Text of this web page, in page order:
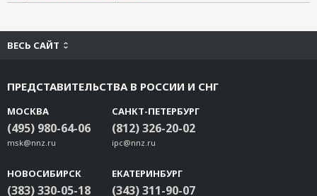
ВЕСЬ САЙТ
ПРЕДСТАВИТЕЛЬСТВА В РОССИИ И СНГ
МОСКВА
(495) 980-64-06
msk@nnz.ru
САНКТ-ПЕТЕРБУРГ
(812) 326-20-02
ipc@nnz.ru
НОВОСИБИРСК
(383) 330-05-18
ЕКАТЕРИНБУРГ
(343) 311-90-07